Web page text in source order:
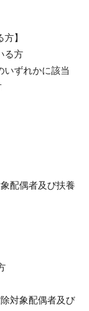
】
る方
いずれかに該当
配偶者及び扶養
対象配偶者及び